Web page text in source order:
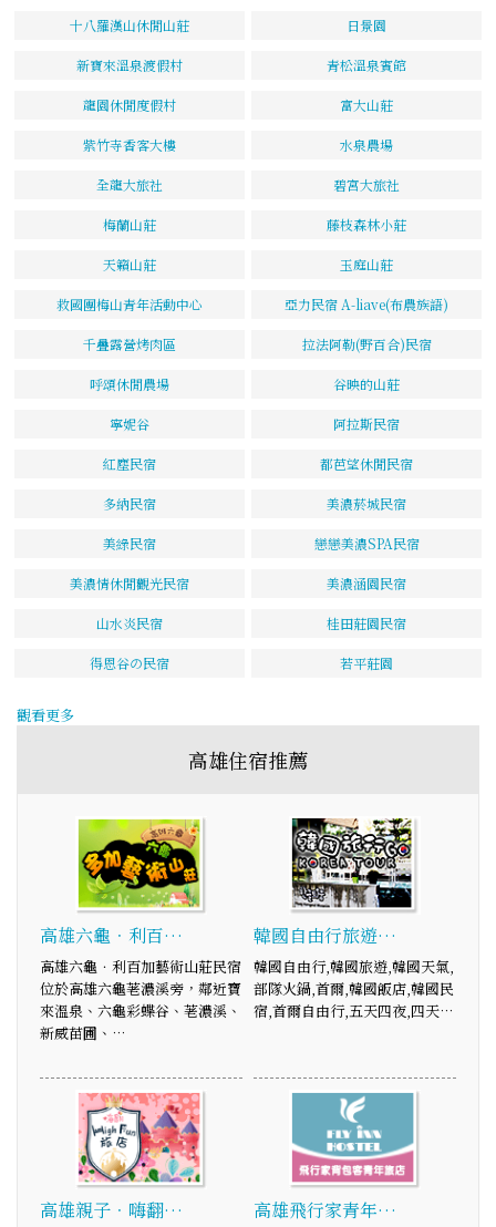
十八羅漢山休閒山莊 日景園
新寶來溫泉渡假村 青松溫泉賓館
龍園休閒度假村 富大山莊
紫竹寺香客大樓 水泉農場
全龍大旅社 碧宮大旅社
梅蘭山莊 藤枝森林小莊
天籟山莊 玉庭山莊
救國團梅山青年活動中心 亞力民宿 A-liave(布農族語)
千疊露營烤肉區 拉法阿勒(野百合)民宿
呼頌休閒農場 谷映的山莊
寧妮谷 阿拉斯民宿
紅塵民宿 都芭望休閒民宿
多納民宿 美濃菸城民宿
美綠民宿 戀戀美濃SPA民宿
美濃情休閒觀光民宿 美濃涵園民宿
山水炎民宿 桂田莊園民宿
得恩谷の民宿 若平莊園
觀看更多
高雄住宿推薦
高雄六龜．利百…
高雄六龜．利百加藝術山莊民宿
位於高雄六龜荖濃溪旁，鄰近寶
來溫泉、六龜彩蝶谷、荖濃溪、
新威苗圃、…
韓國自由行旅遊…
韓國自由行,韓國旅遊,韓國天氣,
部隊火鍋,首爾,韓國飯店,韓國民
宿,首爾自由行,五天四夜,四天…
高雄親子．嗨翻… 高雄飛行家青年…